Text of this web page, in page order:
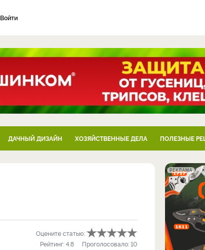
Войти
ДАЧНЫЙ ДИЗАЙН ХОЗЯЙСТВЕННЫЕ ДЕЛА ПОЛЕЗНЫЕ
Оцените статью:
Рейтинг:4.8 Проголосовало:10
РЕКЛАМА